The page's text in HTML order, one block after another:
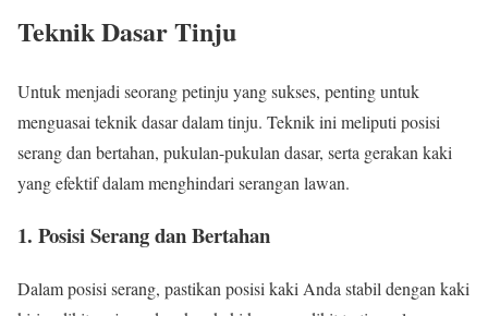
Teknik Dasar Tinju
Untuk menjadi seorang petinju yang sukses, penting untuk
menguasai teknik dasar dalam tinju. Teknik ini meliputi posisi
serang dan bertahan, pukulan-pukulan dasar, serta gerakan kaki
yang efektif dalam menghindari serangan lawan.
1. Posisi Serang dan Bertahan
Dalam posisi serang, pastikan posisi kaki Anda stabil dengan kaki